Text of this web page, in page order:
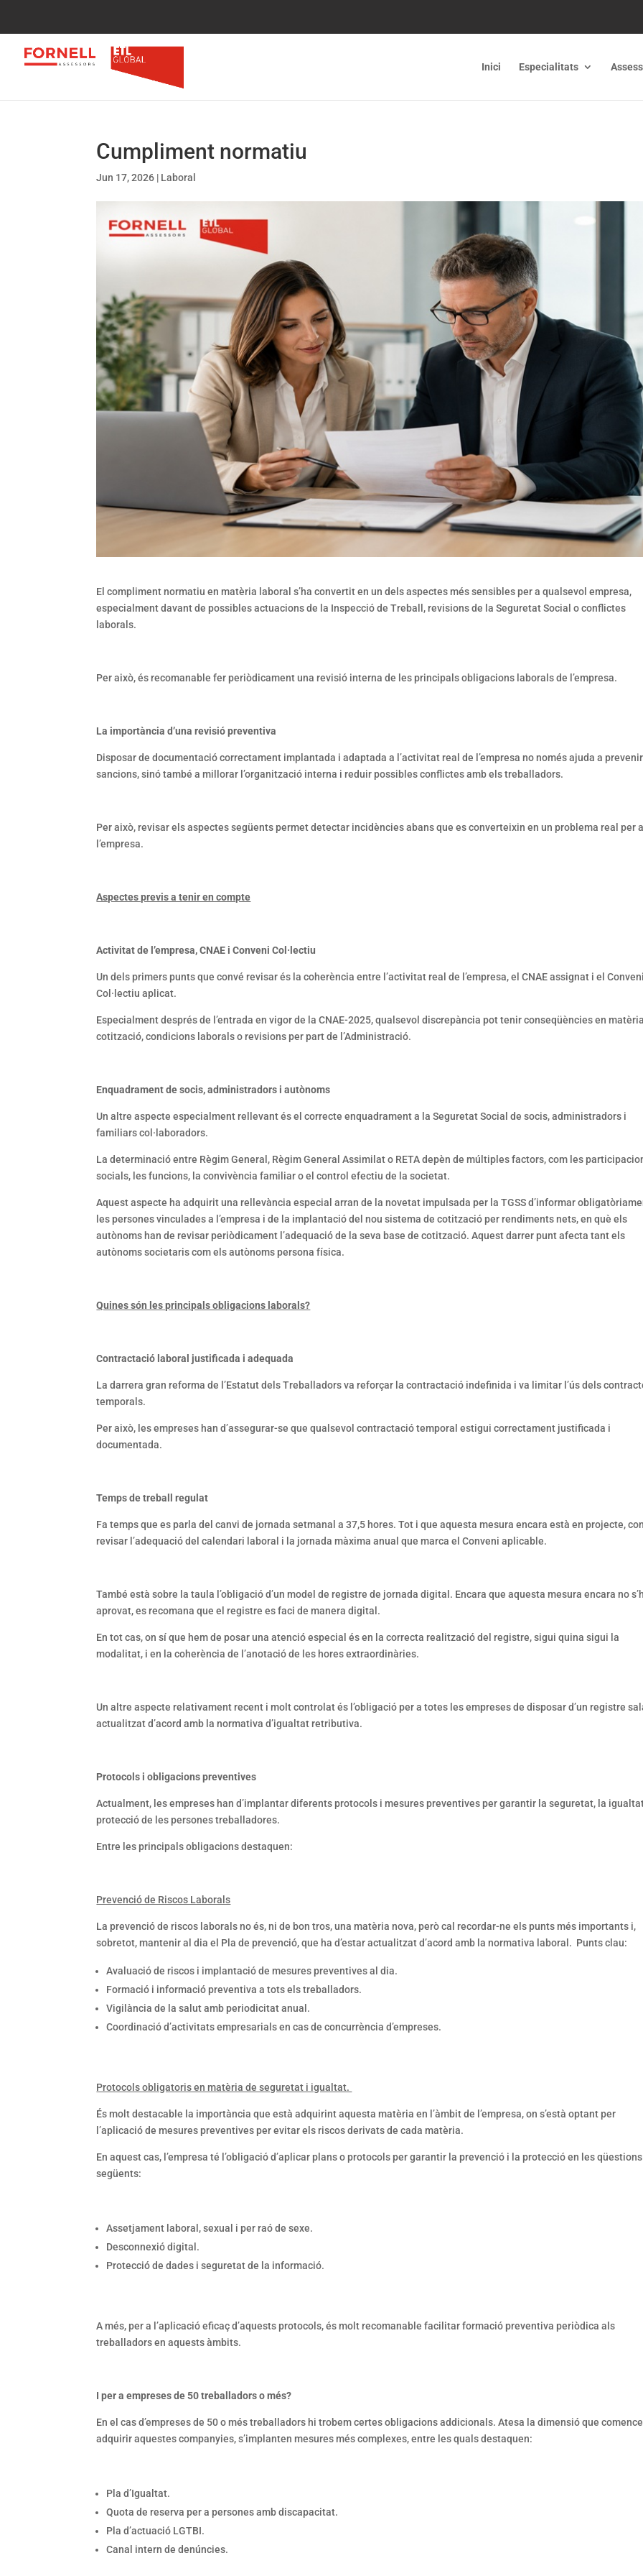
Inici Especialitats
Cumpliment normatiu
Jun 17, 2026 | Laboral
El compliment normatiu en matèria laboral s’ha convertit en un dels aspectes més sensibles per a qualsevol empresa,
especialment davant de possibles actuacions de la Inspecció de Treball, revisions de la Seguretat Social o conflictes
laborals.
Per això, és recomanable fer periòdicament una revisió interna de les principals obligacions laborals de l’empresa.
La importància d’una revisió preventiva
Disposar de documentació correctament implantada i adaptada a l’activitat real de l’empresa no només ajuda a prevenir
sancions, sinó també a millorar l’organització interna i reduir possibles conflictes amb els treballadors.
Per això, revisar els aspectes següents permet detectar incidències abans que es converteixin en un problema real per
l’empresa.
Aspectes previs a tenir en compte
Activitat de l’empresa, CNAE i Conveni Col·lectiu
Un dels primers punts que convé revisar és la coherència entre l’activitat real de l’empresa, el CNAE assignat i el
Col·lectiu aplicat.
Especialment després de l’entrada en vigor de la CNAE-2025, qualsevol discrepància pot tenir conseqüències en
cotització, condicions laborals o revisions per part de l’Administració.
Enquadrament de socis, administradors i autònoms
Un altre aspecte especialment rellevant és el correcte enquadrament a la Seguretat Social de socis, administradors i
familiars col·laboradors.
La determinació entre Règim General, Règim General Assimilat o RETA depèn de múltiples factors, com les
socials, les funcions, la convivència familiar o el control efectiu de la societat.
Aquest aspecte ha adquirit una rellevància especial arran de la novetat impulsada per la TGSS d’informar
les persones vinculades a l’empresa i de la implantació del nou sistema de cotització per rendiments nets, en què els
autònoms han de revisar periòdicament l’adequació de la seva base de cotització. Aquest darrer punt afecta tant els
autònoms societaris com els autònoms persona física.
Quines són les principals obligacions laborals?
Contractació laboral justificada i adequada
La darrera gran reforma de l’Estatut dels Treballadors va reforçar la contractació indefinida i va limitar l’ús dels
temporals.
Per això, les empreses han d’assegurar-se que qualsevol contractació temporal estigui correctament justificada i
documentada.
Temps de treball regulat
Fa temps que es parla del canvi de jornada setmanal a 37,5 hores. Tot i que aquesta mesura encara està en projecte,
revisar l’adequació del calendari laboral i la jornada màxima anual que marca el Conveni aplicable.
També està sobre la taula l’obligació d’un model de registre de jornada digital. Encara que aquesta mesura encara no
aprovat, es recomana que el registre es faci de manera digital.
En tot cas, on sí que hem de posar una atenció especial és en la correcta realització del registre, sigui quina sigui la
modalitat, i en la coherència de l’anotació de les hores extraordinàries.
Un altre aspecte relativament recent i molt controlat és l’obligació per a totes les empreses de disposar d’un registre
actualitzat d’acord amb la normativa d’igualtat retributiva.
Protocols i obligacions preventives
Actualment, les empreses han d’implantar diferents protocols i mesures preventives per garantir la seguretat, la
protecció de les persones treballadores.
Entre les principals obligacions destaquen:
Prevenció de Riscos Laborals
La prevenció de riscos laborals no és, ni de bon tros, una matèria nova, però cal recordar-ne els punts més importants i,
sobretot, mantenir al dia el Pla de prevenció, que ha d’estar actualitzat d’acord amb la normativa laboral. Punts clau:
Avaluació de riscos i implantació de mesures preventives al dia.
Formació i informació preventiva a tots els treballadors.
Vigilància de la salut amb periodicitat anual.
Coordinació d’activitats empresarials en cas de concurrència d’empreses.
Protocols obligatoris en matèria de seguretat i igualtat.
És molt destacable la importància que està adquirint aquesta matèria en l’àmbit de l’empresa, on s’està optant per
l’aplicació de mesures preventives per evitar els riscos derivats de cada matèria.
En aquest cas, l’empresa té l’obligació d’aplicar plans o protocols per garantir la prevenció i la protecció en les qüestions
següents:
Assetjament laboral, sexual i per raó de sexe.
Desconnexió digital.
Protecció de dades i seguretat de la informació.
A més, per a l’aplicació eficaç d’aquests protocols, és molt recomanable facilitar formació preventiva periòdica als
treballadors en aquests àmbits.
I per a empreses de 50 treballadors o més?
En el cas d’empreses de 50 o més treballadors hi trobem certes obligacions addicionals. Atesa la dimensió que
adquirir aquestes companyies, s’implanten mesures més complexes, entre les quals destaquen:
Pla d’Igualtat.
Quota de reserva per a persones amb discapacitat.
Pla d’actuació LGTBI.
Canal intern de denúncies.